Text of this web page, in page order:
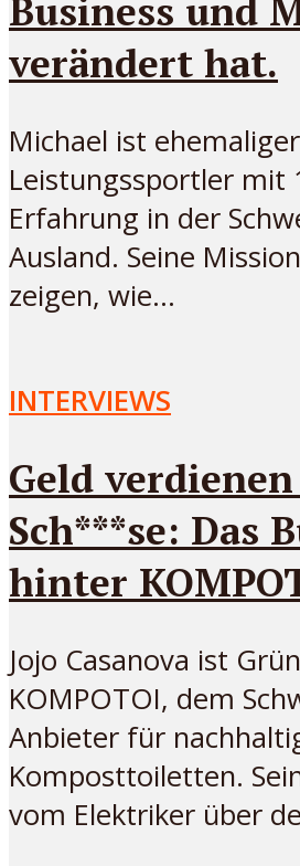
Business und
verändert hat.
Michael ist ehemaliger
Leistungssportler mit
Erfahrung in der
Ausland. Seine
zeigen, wie...
INTERVIEWS
Geld
Sch***se: Das
hinter
Jojo Casanova ist
KOMPOTOI, dem
Anbieter für
Komposttoiletten.
vom Elektriker über